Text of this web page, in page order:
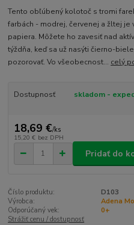
Tento obľúbený kolotoč s tromi
farbách - modrej, červenej a žltej
papiera. Môžete ho zavesiť nad
týždňa, keď sa už nasýti čierno-
pozorovať. Vo všeobecnost... celý
Dostupnosť skladom -
18,69 €/ks
15,20 € bez DPH
Pridať do
Číslo produktu:
D103
Výrobca:
Adena
Odporúčaný vek:
0+
Strážiť cenu / dostupnosť